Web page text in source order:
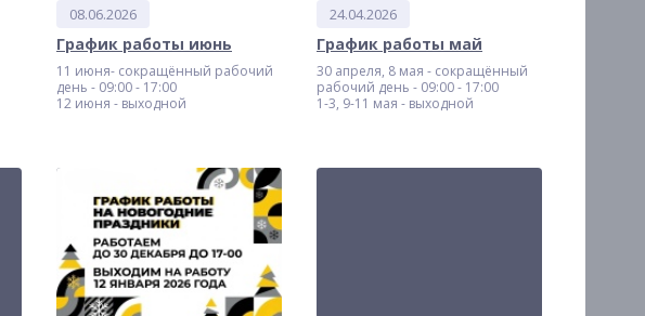
08.06.2026
График работы июнь
11 июня- сокращённый рабочий
день - 09:00 - 17:00
12 июня - выходной
24.04.2026
График работы май
30 апреля, 8 мая - сокращённый
рабочий день - 09:00 - 17:00
1-3, 9-11 мая - выходной